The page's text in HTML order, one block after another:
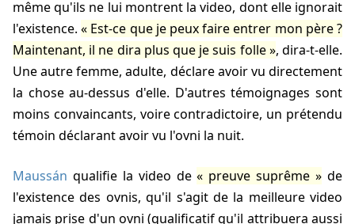
même qu'ils ne lui montrent la video, dont elle ignorait
l'existence. Est-ce que je peux faire entrer mon père ?
Maintenant, il ne dira plus que je suis folle , dira-t-elle.
Une autre femme, adulte, déclare avoir vu directement
la chose au-dessus d'elle. D'autres témoignages sont
moins convaincants, voire contradictoire, un prétendu
témoin déclarant avoir vu l'ovni la nuit.
Maussán qualifie la video de preuve suprême
de
l'existence des ovnis, qu'il s'agit de la meilleure video
jamais prise d'un ovni (qualificatif qu'il attribuera aussi